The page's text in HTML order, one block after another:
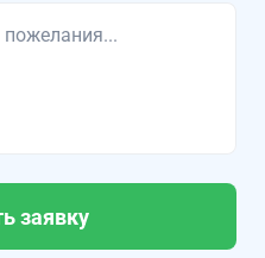
заявку